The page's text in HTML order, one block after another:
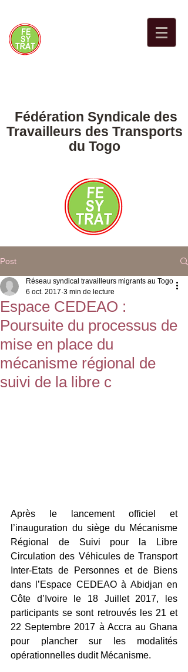
Fédération Syndicale des
Travailleurs des Transports
du Togo
Post
Espace CEDEAO :
Poursuite du processus de
mise en place du
mécanisme régional de
suivi de la libre c
Réseau syndical travailleurs migrants au Togo
6 oct. 2017 3 min de lecture
Après le lancement officiel et
l’inauguration du siège du Mécanisme
Régional de Suivi pour la Libre
Circulation des Véhicules de Transport
Inter-Etats de Personnes et de Biens
dans l’Espace CEDEAO à Abidjan en
Côte d’Ivoire le 18 Juillet 2017, les
participants se sont retrouvés les 21 et
22 Septembre 2017 à Accra au Ghana
pour plancher sur les modalités
opérationnelles dudit Mécanisme.